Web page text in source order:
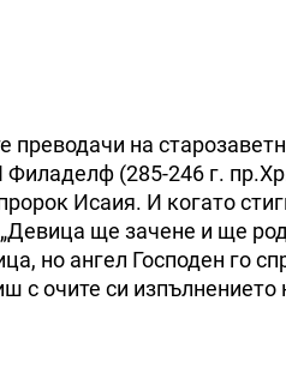
на
Филаделф (285-246 г.
Исаия. И когато
ще зачене и ще
но ангел Господен го
с очите си изпълнението